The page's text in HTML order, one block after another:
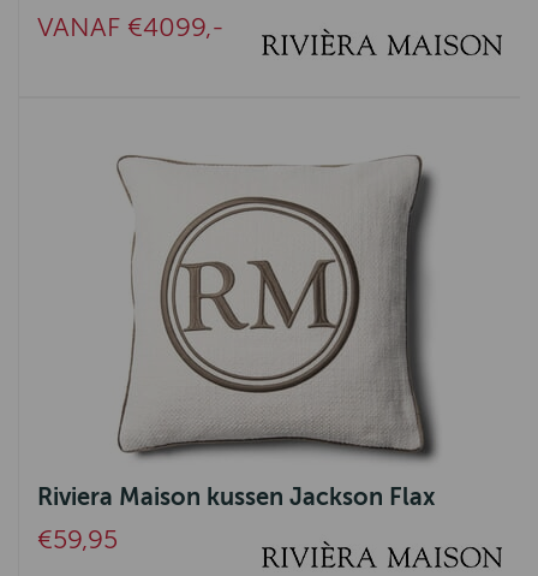
VANAF €4099,-
Riviera Maison kussen Jackson Flax
€59,95